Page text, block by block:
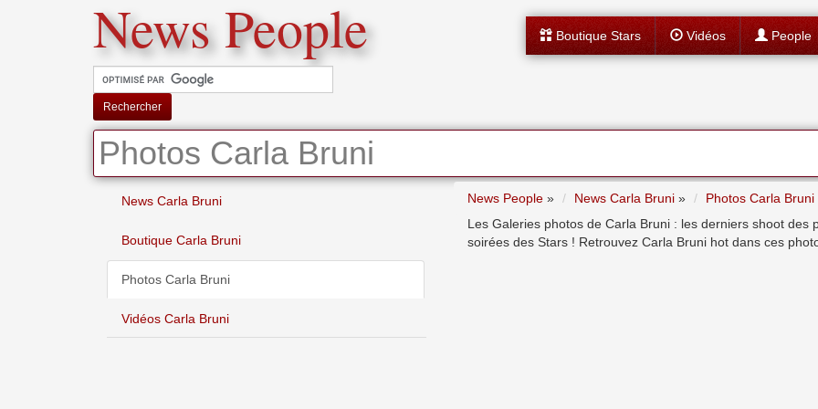
News People
Rechercher
Boutique Stars Vidéos People
Photos Carla Bruni
News Carla Bruni
Boutique Carla Bruni
Photos Carla Bruni
Vidéos Carla Bruni
News People » News Carla Bruni »
Photos Carla Bruni
Les Galeries photos de Carla Bruni : les derniers shoot
soirées des Stars ! Retrouvez Carla Bruni hot dans ces